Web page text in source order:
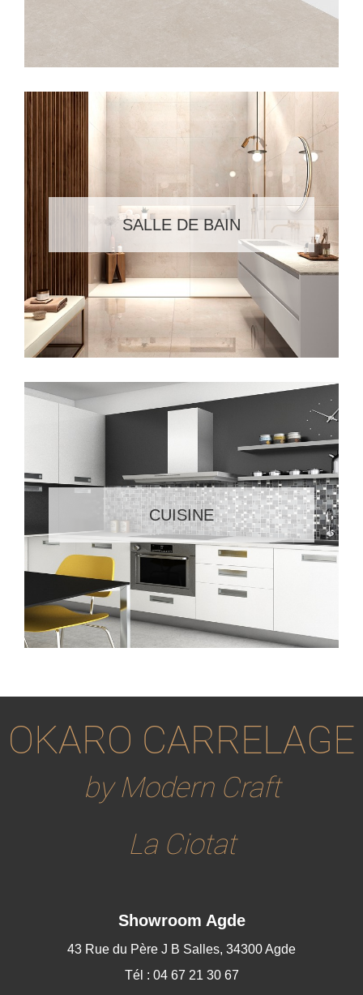
SALLE DE BAIN
CUISINE
OKARO CARRELAGE
by Modern Craft
La Ciotat
Showroom Agde
43 Rue du Père J B Salles, 34300 Agde
Tél : 04 67 21 30 67